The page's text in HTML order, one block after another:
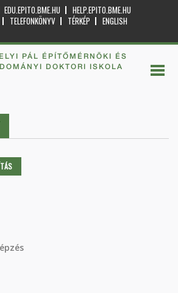
EDU.EPITO.BME.HU
HELP.EPITO.BME.HU
TELEFONKÖNYV TÉRKÉP
ENGLISH
PÁL ÉPÍTŐMÉRNÖKI ÉS
DOKTORI ISKOLA